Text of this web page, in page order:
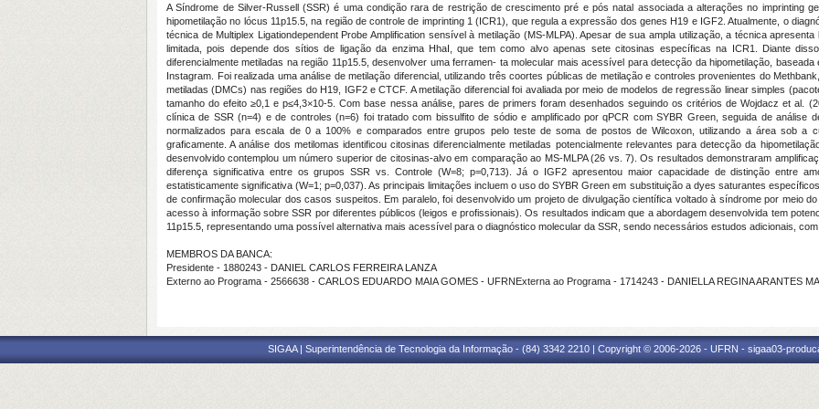
A Síndrome de Silver-Russell (SSR) é uma condição rara de restrição de crescimento pré e pós natal associada a alterações no imprinting
hipometilação no lócus 11p15.5, na região de controle de imprinting 1 (ICR1), que regula a expressão dos genes H19 e IGF2. Atualmente, o
técnica de Multiplex Ligationdependent Probe Amplification sensível à metilação (MS-MLPA). Apesar de sua ampla utilização, a técnica
limitada, pois depende dos sítios de ligação da enzima HhaI, que tem como alvo apenas sete citosinas específicas na ICR1. Diante
diferencialmente metiladas na região 11p15.5, desenvolver uma ferramen- ta molecular mais acessível para detecção da hipometilação,
Instagram. Foi realizada uma análise de metilação diferencial, utilizando três coortes públicas de metilação e controles provenientes do
metiladas (DMCs) nas regiões do H19, IGF2 e CTCF. A metilação diferencial foi avaliada por meio de modelos de regressão linear simples
tamanho do efeito ≥0,1 e p≤4,3×10-5. Com base nessa análise, pares de primers foram desenhados seguindo os critérios de Wojdacz et al.
clínica de SSR (n=4) e de controles (n=6) foi tratado com bissulfito de sódio e amplificado por qPCR com SYBR Green, seguida de análise
normalizados para escala de 0 a 100% e comparados entre grupos pelo teste de soma de postos de Wilcoxon, utilizando a área sob a
graficamente. A análise dos metilomas identificou citosinas diferencialmente metiladas potencialmente relevantes para detecção da
desenvolvido contemplou um número superior de citosinas-alvo em comparação ao MS-MLPA (26 vs. 7). Os resultados demonstraram
diferença significativa entre os grupos SSR vs. Controle (W=8; p=0,713). Já o IGF2 apresentou maior capacidade de distinção entre
estatisticamente significativa (W=1; p=0,037). As principais limitações incluem o uso do SYBR Green em substituição a dyes saturantes
de confirmação molecular dos casos suspeitos. Em paralelo, foi desenvolvido um projeto de divulgação científica voltado à síndrome por meio
acesso à informação sobre SSR por diferentes públicos (leigos e profissionais). Os resultados indicam que a abordagem desenvolvida tem
11p15.5, representando uma possível alternativa mais acessível para o diagnóstico molecular da SSR, sendo necessários estudos adicionais,
MEMBROS DA BANCA:
Presidente - 1880243 - DANIEL CARLOS FERREIRA LANZA
Externo ao Programa - 2566638 - CARLOS EDUARDO MAIA GOMES - UFRNExterna ao Programa - 1714243 - DANIELLA REGINA ARANTES
SIGAA | Superintendência de Tecnologia da Informação - (84) 3342 2210 | Copyright © 2006-2026 - UFRN - sigaa03-